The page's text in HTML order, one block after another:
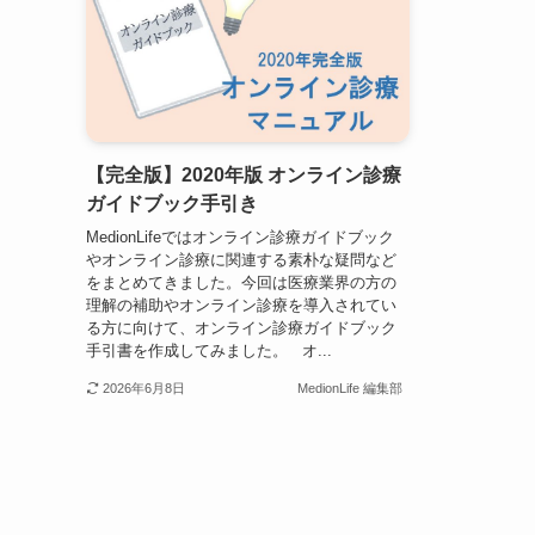
【完全版】2020年版 オンライン診療
ガイドブック手引き
MedionLifeではオンライン診療ガイドブック
やオンライン診療に関連する素朴な疑問など
をまとめてきました。今回は医療業界の方の
理解の補助やオンライン診療を導入されてい
る方に向けて、オンライン診療ガイドブック
手引書を作成してみました。 オ...
2026年6月8日 MedionLife 編集部